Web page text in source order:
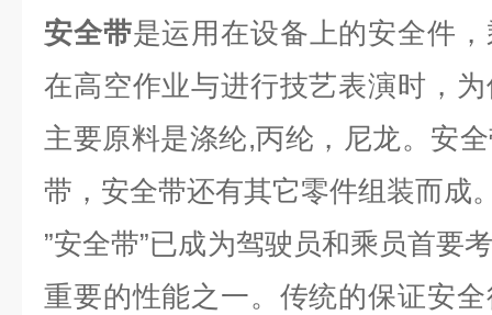
安全带是运用在设备上的安全件
在高空作业与进行技艺表演时，
主要原料是涤纶,丙纶，尼龙。安
带，安全带还有其它零件组装而成
”安全带”已成为驾驶员和乘员首要
重要的性能之一。传统的保证安